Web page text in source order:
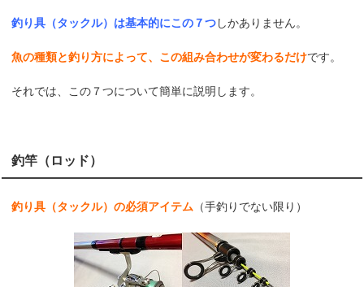
釣り具（タックル）は基本的にこの７つしかありません。
魚の種類と釣り方によって、この組み合わせが変わるだけです。
それでは、この７つについて簡単に説明します。
釣竿（ロッド）
釣り具（タックル）の必須アイテム （手釣りでない限り）